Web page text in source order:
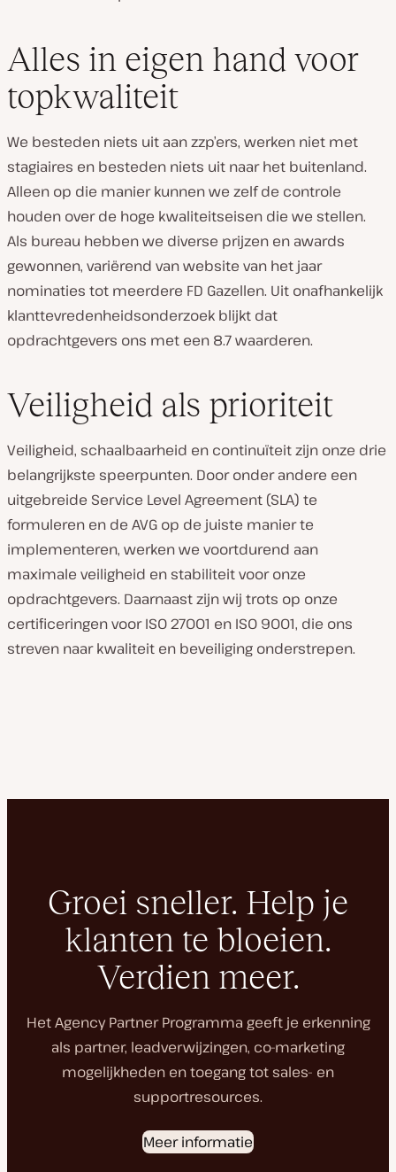
Alles in eigen hand voor
topkwaliteit
We besteden niets uit aan zzp’ers, werken niet met
stagiaires en besteden niets uit naar het buitenland.
Alleen op die manier kunnen we zelf de controle
houden over de hoge kwaliteitseisen die we stellen.
Als bureau hebben we diverse prijzen en awards
gewonnen, variërend van website van het jaar
nominaties tot meerdere FD Gazellen. Uit onafhankelijk
klanttevredenheidsonderzoek blijkt dat
opdrachtgevers ons met een 8.7 waarderen.
Veiligheid als prioriteit
Veiligheid, schaalbaarheid en continuïteit zijn onze drie
belangrijkste speerpunten. Door onder andere een
uitgebreide Service Level Agreement (SLA) te
formuleren en de AVG op de juiste manier te
implementeren, werken we voortdurend aan
maximale veiligheid en stabiliteit voor onze
opdrachtgevers. Daarnaast zijn wij trots op onze
certificeringen voor ISO 27001 en ISO 9001, die ons
streven naar kwaliteit en beveiliging onderstrepen.
Groei sneller. Help je
klanten te bloeien.
Verdien meer.
Het Agency Partner Programma geeft je erkenning
als partner, leadverwijzingen, co-marketing
mogelijkheden en toegang tot sales- en
supportresources.
Meer informatie